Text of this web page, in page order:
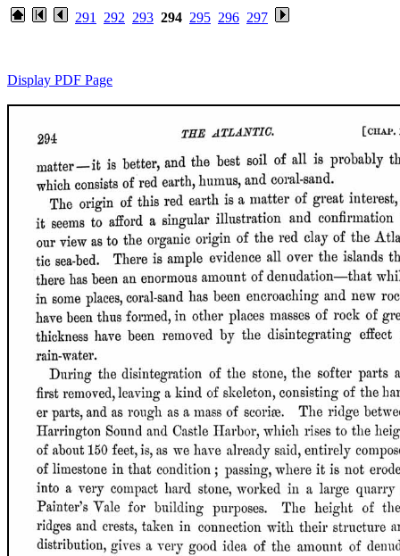
291 292 293 294 295 296 297
Display PDF Page